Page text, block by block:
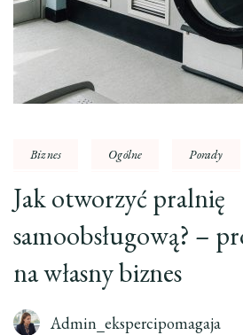
Biznes Ogólne Porady
Jak otworzyć pralnię
samoobsługową? –
na własny biznes
Admin_ekspercipomagaja